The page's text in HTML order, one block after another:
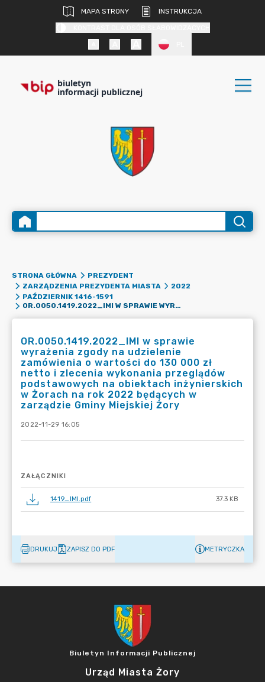
MAPA STRONY
INSTRUKCJA
biuletyn
informacji publicznej
STRONA GŁÓWNA
PREZYDENT
ZARZĄDZENIA PREZYDENTA MIASTA
2022
PAŹDZIERNIK 1416-1591
OR.0050.1419.2022_IMI W SPRAWIE WYRAŻENIA ZGODY NA UDZIELENIE ZAMÓWIENIA O WARTOŚCI DO 130 000 ZŁ NETTO I ZLECENIA WYKONANIA PRZEGLĄDÓW PODSTAWOWYCH NA OBIEKTACH INŻYNIERSKICH W ŻORACH NA ROK 2022 BĘDĄCYCH W ZARZĄDZIE GMINY MIEJSKIEJ ŻORY
OR.0050.1419.2022_IMI w sprawie
wyrażenia zgody na udzielenie
zamówienia o wartości do 130 000 zł
netto i zlecenia wykonania przeglądów
podstawowych na obiektach inżynierskich
w Żorach na rok 2022 będących w
zarządzie Gminy Miejskiej Żory
2022-11-29 16:05
ZAŁĄCZNIKI
1419_IMI.pdf 37.3 KB
DRUKUJ ZAPISZ DO PDF METRYCZKA
Biuletyn Informacji Publicznej
Urząd Miasta Żory